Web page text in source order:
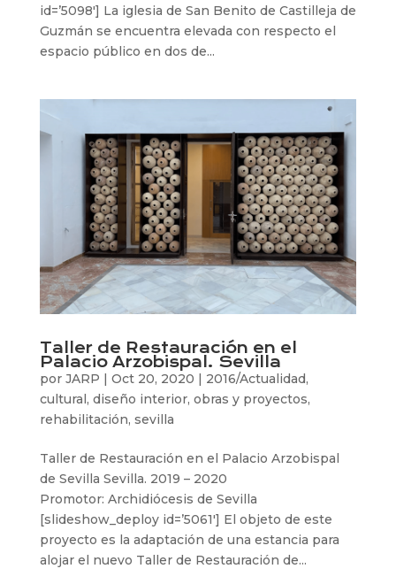
id=’5098′] La iglesia de San Benito de Castilleja de
Guzmán se encuentra elevada con respecto el
espacio público en dos de...
Taller de Restauración en el
Palacio Arzobispal. Sevilla
por JARP Oct 20, 2020 2016/Actualidad,
cultural , diseño interior, obras y proyectos,
rehabilitación, sevilla
Taller de Restauración en el Palacio Arzobispal
de Sevilla Sevilla. 2019 – 2020
Promotor: Archidiócesis de Sevilla
[slideshow_deploy id=’5061′] El objeto de este
proyecto es la adaptación de una estancia para
alojar el nuevo Taller de Restauración de...